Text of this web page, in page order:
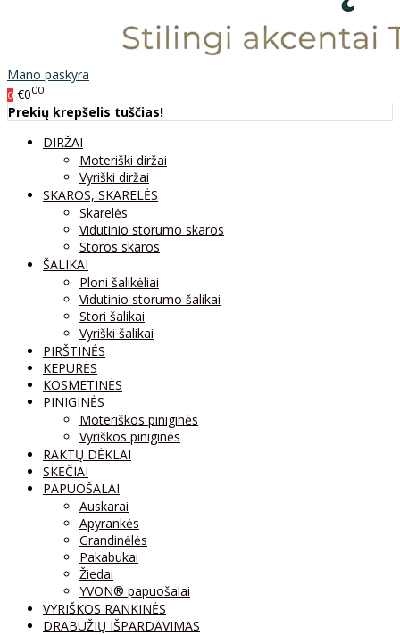
Mano paskyra
0 €000
Prekių krepšelis tuščias!
DIRŽAI
Moteriški diržai
Vyriški diržai
SKAROS, SKARELĖS
Skarelės
Vidutinio storumo skaros
Storos skaros
ŠALIKAI
Ploni šalikėliai
Vidutinio storumo šalikai
Stori šalikai
Vyriški šalikai
PIRŠTINĖS
KEPURĖS
KOSMETINĖS
PINIGINĖS
Moteriškos piniginės
Vyriškos piniginės
RAKTŲ DĖKLAI
SKĖČIAI
PAPUOŠALAI
Auskarai
Apyrankės
Grandinėlės
Pakabukai
Žiedai
YVON® papuošalai
VYRIŠKOS RANKINĖS
DRABUŽIŲ IŠPARDAVIMAS